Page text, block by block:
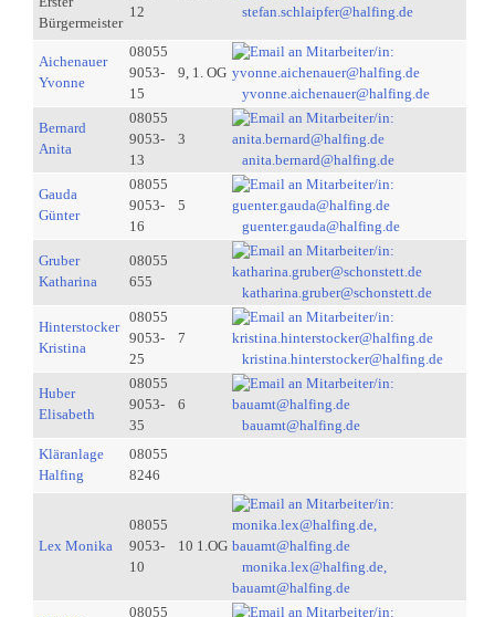
Bürgermeister
12
stefan.schlaipfer@halfing.de
Aichenauer
Yvonne
08055
9053-
15
9, 1. OG
yvonne.aichenauer@halfing.de
Bernard
Anita
08055
9053-
13
3
anita.bernard@halfing.de
Gauda
Günter
08055
9053-
16
5
guenter.gauda@halfing.de
Gruber
Katharina
08055
655
katharina.gruber@schonstett.de
Hinterstocker
Kristina
08055
9053-
25
7
kristina.hinterstocker@halfing.de
Huber
Elisabeth
08055
9053-
35
6
bauamt@halfing.de
Kläranlage
Halfing
08055
8246
Lex Monika
08055
9053-
10
10 1.OG
monika.lex@halfing.de,
bauamt@halfing.de
08055